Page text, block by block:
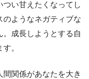
い甘えたくなってし
のようなネガティブな
成長しようとする自
。
関係があなたを大き